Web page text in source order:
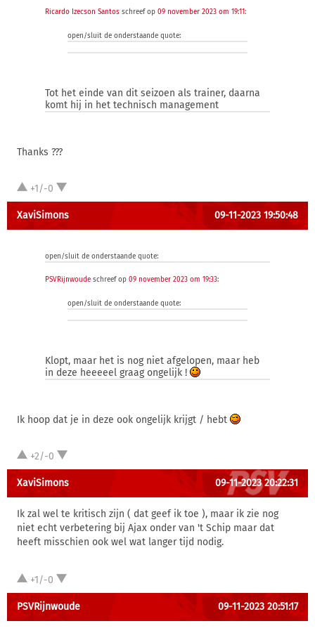
Ricardo Izecson Santos schreef op 09 november 2023 om 19:11:
open/sluit de onderstaande quote:
Tot het einde van dit seizoen als trainer, daarna
komt hij in het technisch management
Thanks ???
+1/-0
XaviSimons 09-11-2023 19:50:48
open/sluit de onderstaande quote:
PSVRijnwoude schreef op 09 november 2023 om 19:33:
open/sluit de onderstaande quote:
Klopt, maar het is nog niet afgelopen, maar heb
in deze heeeeel graag ongelijk !
Ik hoop dat je in deze ook ongelijk krijgt / hebt
+2/-0
XaviSimons 09-11-2023 20:22:31
Ik zal wel te kritisch zijn ( dat geef ik toe ), maar ik zie nog
niet echt verbetering bij Ajax onder van 't Schip maar dat
heeft misschien ook wel wat langer tijd nodig.
+1/-0
PSVRijnwoude 09-11-2023 20:51:17